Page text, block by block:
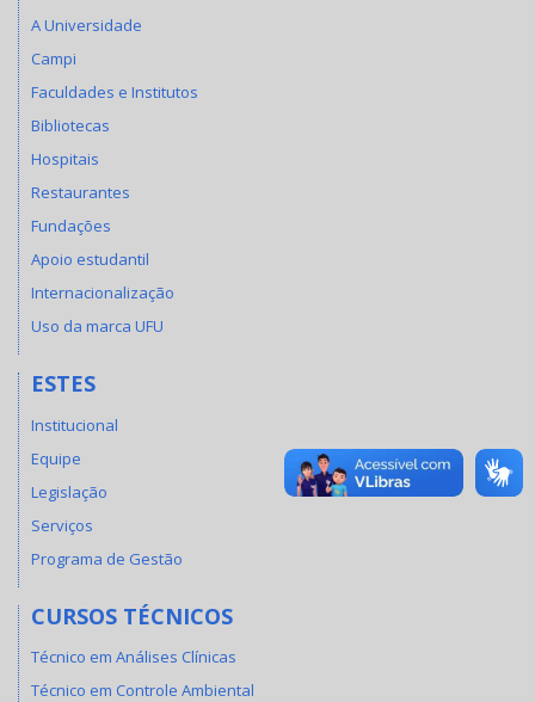
A Universidade
Campi
Faculdades e Institutos
Bibliotecas
Hospitais
Restaurantes
Fundações
Apoio estudantil
Internacionalização
Uso da marca UFU
ESTES
Institucional
Equipe
Legislação
Serviços
Programa de Gestão
CURSOS TÉCNICOS
Técnico em Análises Clínicas
Técnico em Controle Ambiental